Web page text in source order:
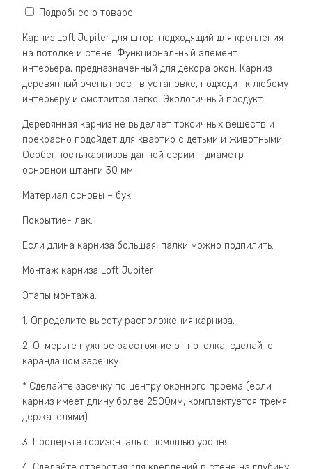
Подробнее о товаре
Карниз Loft Jupiter для штор, подходящий для крепления
на потолке и стене. Функциональный элемент
интерьера, предназначенный для декора окон. Карниз
деревянный очень прост в установке, подходит к любому
интерьеру и смотрится легко. Экологичный продукт.
Деревянная карниз не выделяет токсичных веществ и
прекрасно подойдет для квартир с детьми и животными.
Особенность карнизов данной серии – диаметр
основной штанги 30 мм.
Материал основы – бук.
Покрытие- лак.
Если длина карниза большая, палки можно подпилить.
Монтаж карниза Loft Jupiter
Этапы монтажа:
1. Определите высоту расположения карниза.
2. Отмерьте нужное расстояние от потолка, сделайте
карандашом засечку.
* Сделайте засечку по центру оконного проема (если
карниз имеет длину более 2500мм, комплектуется тремя
держателями)
3. Проверьте горизонталь с помощью уровня.